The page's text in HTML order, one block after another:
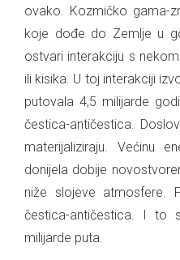
ovako. Kozmičko gama-
koje dođe do Zemlje u
ostvari interakciju s
ili kisika. U toj interakciji
putovala 4,5 milijarde
čestica-antičestica.
materijaliziraju. Većinu
donijela dobije
niže slojeve atmosfere.
čestica-antičestica. I to
milijarde puta.